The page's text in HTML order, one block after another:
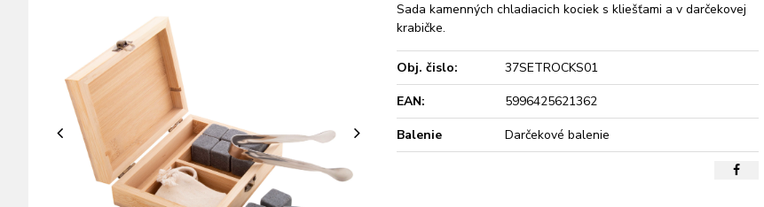
Sada kamenných chladiacich kociek s kliešťami a v darčekovej
krabičke.
Obj. čislo:
37SETROCKS01
EAN:
5996425621362
Balenie
Darčekové balenie